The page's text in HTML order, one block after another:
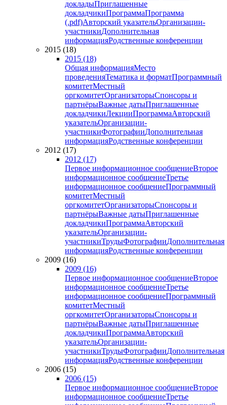
докладыПриглашенные
докладчикиПрограммаПрограмма
(.pdf)Авторский указательОрганизации-
участникиДополнительная
информацияРодственные конференции
2015 (18)
2015 (18)
Общая информацияМесто
проведенияТематика и форматПрограммный
комитетМестный
оргкомитетОрганизаторыСпонсоры и
партнёрыВажные датыПриглашенные
докладчикиЛекцииПрограммаАвторский
указательОрганизации-
участникиФотографииДополнительная
информацияРодственные конференции
2012 (17)
2012 (17)
Первое информационное сообщениеВторое
информационное сообщениеТретье
информационное сообщениеПрограммный
комитетМестный
оргкомитетОрганизаторыСпонсоры и
партнёрыВажные датыПриглашенные
докладчикиПрограммаАвторский
указательОрганизации-
участникиТрудыФотографииДополнительная
информацияРодственные конференции
2009 (16)
2009 (16)
Первое информационное сообщениеВторое
информационное сообщениеТретье
информационное сообщениеПрограммный
комитетМестный
оргкомитетОрганизаторыСпонсоры и
партнёрыВажные датыПриглашенные
докладчикиПрограммаАвторский
указательОрганизации-
участникиТрудыФотографииДополнительная
информацияРодственные конференции
2006 (15)
2006 (15)
Первое информационное сообщениеВторое
информационное сообщениеТретье